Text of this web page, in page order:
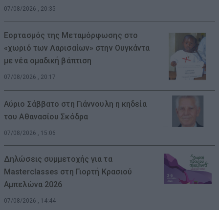
07/08/2026 , 20:35
Εορτασμός της Μεταμόρφωσης στο
«χωριό των Λαρισαίων» στην Ουγκάντα
με νέα ομαδική βάπτιση
07/08/2026 , 20:17
Αύριο Σάββατο στη Γιάννουλη η κηδεία
του Αθανασίου Σκόδρα
07/08/2026 , 15:06
Δηλώσεις συμμετοχής για τα
Masterclasses στη Γιορτή Κρασιού
Αμπελώνα 2026
07/08/2026 , 14:44